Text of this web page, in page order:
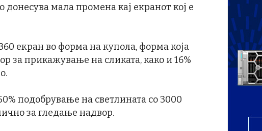
мала промена кај екранот кој е
екран во форма на купола, форма која
за прикажување на сликата, како и 16%
подобрување на светлината со 3000
за гледање надвор.